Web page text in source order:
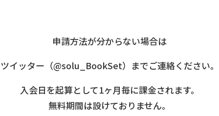
申請方法が分からない場合は
ツイッター（@solu_BookSet）までご連絡ください。
入会日を起算として1ヶ月毎に課金されます。
無料期間は設けておりません。